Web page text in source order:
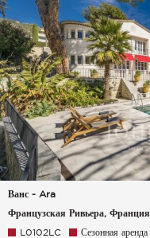
Ванс - Ara
Французская Ривьера, Франция
L0102LC Сезонная аренда